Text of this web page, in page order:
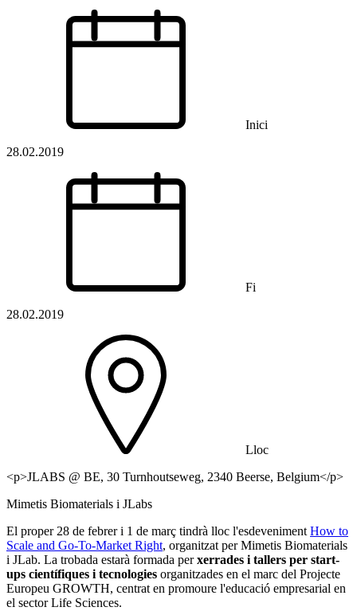
Inici
28.02.2019
Fi
28.02.2019
Lloc
<p>JLABS @ BE, 30 Turnhoutseweg, 2340 Beerse, Belgium</p>
Mimetis Biomaterials i JLabs
El proper 28 de febrer i 1 de març tindrà lloc l'esdevenimentHow to
Scale and Go-To-Market Right, organitzat per Mimetis Biomaterials
i JLab. La trobada estarà formada perxerrades i tallers per start-
ups científiques i tecnologies organitzades en el marc del Projecte
Europeu GROWTH, centrat en promoure l'educació empresarial en
el sector Life Sciences.